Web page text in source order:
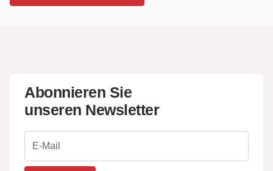
Abonnieren Sie
unseren Newsletter